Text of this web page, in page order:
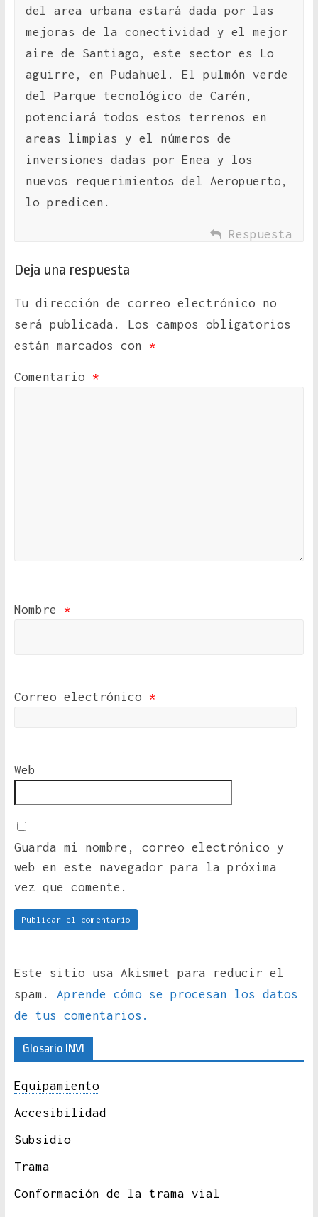
del area urbana estará dada por las
mejoras de la conectividad y el mejor
aire de Santiago, este sector es Lo
aguirre, en Pudahuel. El pulmón verde
del Parque tecnológico de Carén,
potenciará todos estos terrenos en
areas limpias y el números de
inversiones dadas por Enea y los
nuevos requerimientos del Aeropuerto,
lo predicen.
Respuesta
Deja una respuesta
Tu dirección de correo electrónico no
será publicada.
Los campos obligatorios
están marcados con *
Comentario *
Nombre *
Correo electrónico *
Web
Guarda mi nombre, correo electrónico y
web en este navegador para la próxima
vez que comente.
Este sitio usa Akismet para reducir el
spam. Aprende cómo se procesan los datos
de tus comentarios.
Glosario INVI
Equipamiento
Accesibilidad
Subsidio
Trama
Conformación de la trama vial